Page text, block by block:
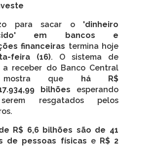
para sacar o'dinheiro
em bancos e
financeiras termina hoje
feira (16). O sistema de
a receber do Banco Central
mostra que há R$
bilhões esperando
resgatados pelos
R$ 6,6 bilhões são de 41
de pessoas físicas e R$ 2